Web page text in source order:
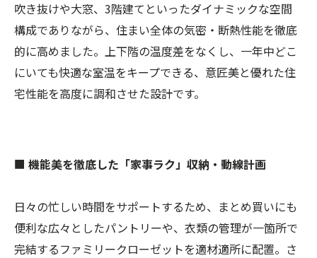
吹き抜けや大窓、3階建てといったダイナミックな空間
構成でありながら、住まい全体の気密・断熱性能を徹底
的に高めました。上下階の温度差をなくし、一年中どこ
にいても快適な室温をキープできる、意匠美と優れた住
宅性能を高度に調和させた設計です。
■ 機能美を徹底した「家事ラク」収納・動線計画
日々の忙しい時間をサポートするため、まとめ買いにも
便利な広々としたパントリーや、衣類の管理が一箇所で
完結するファミリークローゼットを適材適所に配置。さ